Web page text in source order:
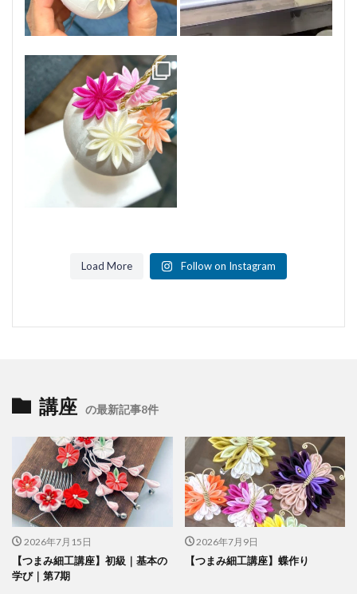
特別コース
小さなボールブーケ
素敵な色合いで仕上がります。
...
60 0
Load More Follow on Instagram
講座 の最新記事8件
2026年7月15日
【つまみ細工講座】初級｜基本の
学び｜第7期
2026年7月9日
【つまみ細工講座】蝶作り